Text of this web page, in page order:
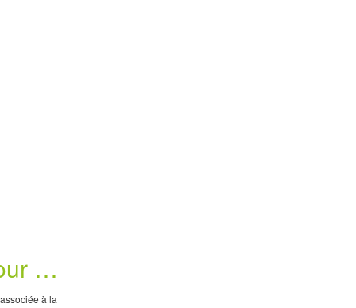
qui rencon
un
à la